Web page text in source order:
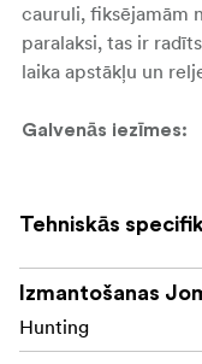
cauruli, fiksējamām
paralaksi, tas ir
laika apstākļu un
Galvenās iezīmes:
30 mm
Apgaismots
Tehniskās
Izmantošanas
Hunting